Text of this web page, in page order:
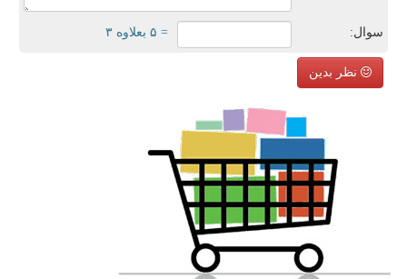
سوال: = ۵ بعلاوه ۳
نظر بدین